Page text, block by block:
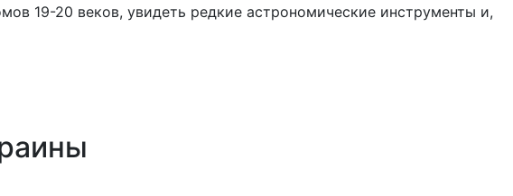
19-20 веков, увидеть редкие астрономические инструменты и,